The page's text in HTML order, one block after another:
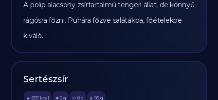
A polip alacsony zsírtartalmú tengeri állat, de könnyű
rágósra főzni. Puhára főzve salátákba, főételekbe
kiváló.
Sertészsír
🔥 897 kcal 🥩 0 g 🥔 0g 🫒 99 g